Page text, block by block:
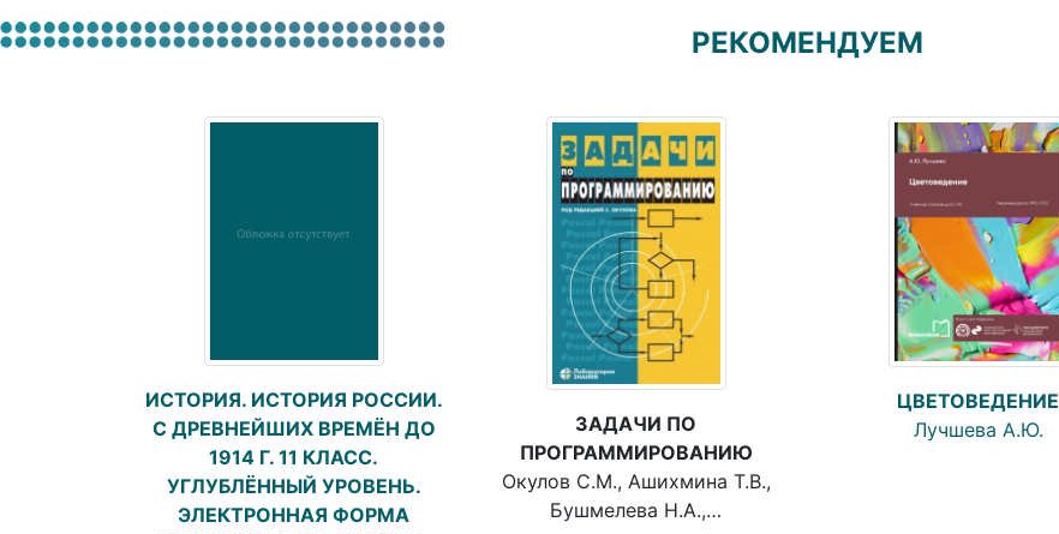
РЕКОМЕНДУЕМ
ИСТОРИЯ. ИСТОРИЯ РОССИИ.
С ДРЕВНЕЙШИХ ВРЕМЁН ДО
1914 Г. 11 КЛАСС.
УГЛУБЛЁННЫЙ УРОВЕНЬ.
ЭЛЕКТРОННАЯ ФОРМА
ЗАДАЧИ ПО
ПРОГРАММИРОВАНИЮ
Окулов С.М., Ашихмина Т.В.,
Бушмелева Н.А.,…
ЦВЕТОВЕДЕНИЕ
Лучшева А.Ю.